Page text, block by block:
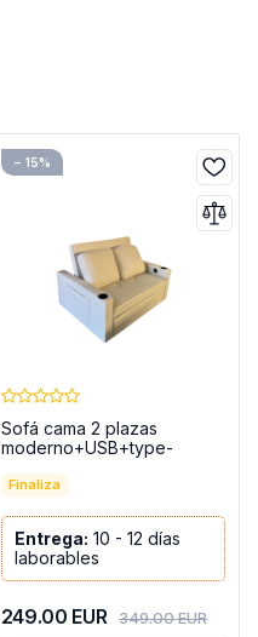
− 15%
Sofá cama 2 plazas
moderno+USB+type-
Costa R
Finaliza
Entrega: 10 - 12 días
laborables
249.00 EUR 349.00EUR